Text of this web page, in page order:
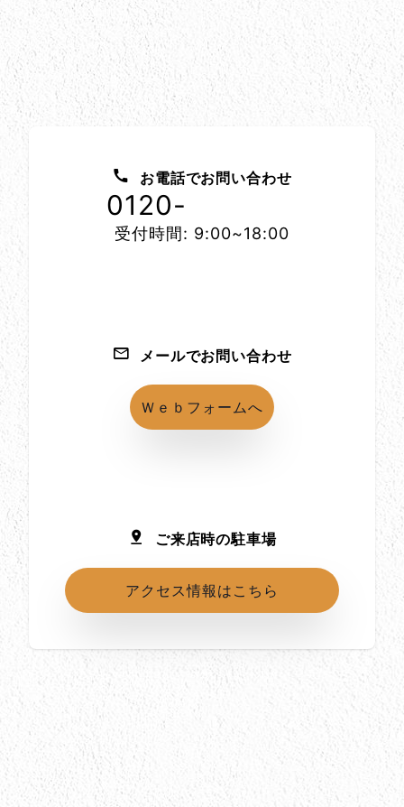
お電話でお問い合わせ
0120-
受付時間: 9:00~18:00
メールでお問い合わせ
Ｗｅｂフォームへ
ご来店時の駐車場
アクセス情報はこちら
所在地